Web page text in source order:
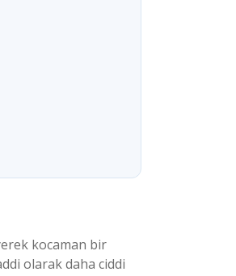
kocaman bir
olarak daha ciddi